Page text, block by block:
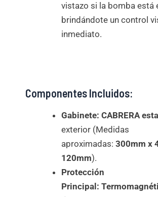
vistazo si la bomba está
brindándote un control
inmediato.
Componentes Incluidos:
Gabinete: CABRERA
exterior (Medidas
aproximadas: 300mm x
120mm).
Protección
Principal: